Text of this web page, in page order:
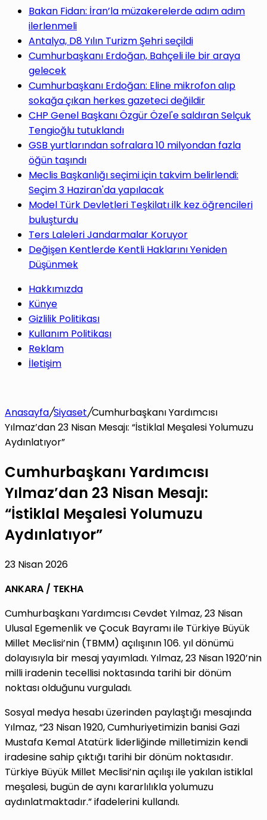
yap
...
Bakan Fidan: İran’la müzakerelerde adım adım
ilerlenmeli
Antalya, D8 Yılın Turizm Şehri seçildi
Cumhurbaşkanı Erdoğan, Bahçeli ile bir araya
gelecek
Cumhurbaşkanı Erdoğan: Eline mikrofon alıp
sokağa çıkan herkes gazeteci değildir
CHP Genel Başkanı Özgür Özel'e saldıran Selçuk
Tengioğlu tutuklandı
GSB yurtlarından sofralara 10 milyondan fazla
öğün taşındı
Meclis Başkanlığı seçimi için takvim belirlendi:
Seçim 3 Haziran'da yapılacak
Model Türk Devletleri Teşkilatı ilk kez öğrencileri
buluşturdu
Ters Laleleri Jandarmalar Koruyor
Değişen Kentlerde Kentli Haklarını Yeniden
Düşünmek
Hakkımızda
Künye
Gizlilik Politikası
Kullanım Politikası
Reklam
İletişim
Anasayfa/Siyaset/Cumhurbaşkanı Yardımcısı
Yılmaz’dan 23 Nisan Mesajı: “İstiklal Meşalesi Yolumuzu
Aydınlatıyor”
Cumhurbaşkanı Yardımcısı
Yılmaz’dan 23 Nisan Mesajı:
“İstiklal Meşalesi Yolumuzu
Aydınlatıyor”
23 Nisan 2026
ANKARA / TEKHA
Cumhurbaşkanı Yardımcısı Cevdet Yılmaz, 23 Nisan
Ulusal Egemenlik ve Çocuk Bayramı ile Türkiye Büyük
Millet Meclisi’nin (TBMM) açılışının 106. yıl dönümü
dolayısıyla bir mesaj yayımladı. Yılmaz, 23 Nisan 1920’nin
milli iradenin tecellisi noktasında tarihi bir dönüm
noktası olduğunu vurguladı.
Sosyal medya hesabı üzerinden paylaştığı mesajında
Yılmaz, “23 Nisan 1920, Cumhuriyetimizin banisi Gazi
Mustafa Kemal Atatürk liderliğinde milletimizin kendi
iradesine sahip çıktığı tarihi bir dönüm noktasıdır.
Türkiye Büyük Millet Meclisi’nin açılışı ile yakılan istiklal
meşalesi, bugün de aynı kararlılıkla yolumuzu
aydınlatmaktadır.” ifadelerini kullandı.